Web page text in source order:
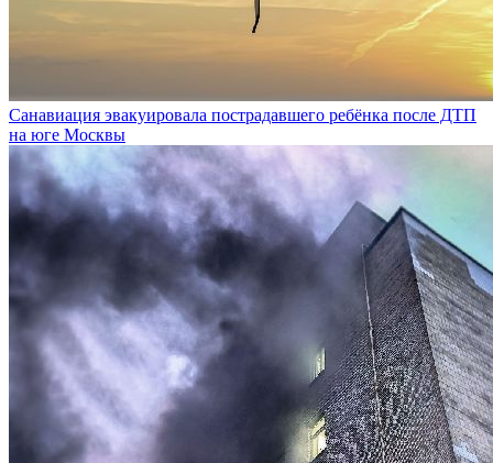
Санавиация эвакуировала пострадавшего ребёнка после ДТП
на юге Москвы